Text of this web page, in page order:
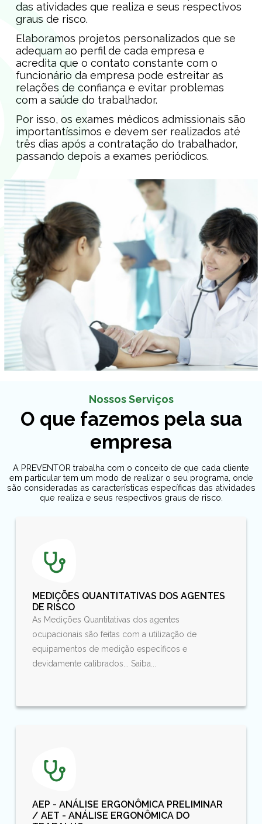
das atividades que realiza e seus respectivos
graus de risco.
Elaboramos projetos personalizados que se
adequam ao perfil de cada empresa e
acredita que o contato constante com o
funcionário da empresa pode estreitar as
relações de confiança e evitar problemas
com a saúde do trabalhador.
Por isso, os exames médicos admissionais são
importantíssimos e devem ser realizados até
três dias após a contratação do trabalhador,
passando depois a exames periódicos.
Nossos Serviços
O que fazemos pela sua
empresa
A PREVENTOR trabalha com o conceito de que cada cliente
em particular tem um modo de realizar o seu programa, onde
são consideradas as características específicas das atividades
que realiza e seus respectivos graus de risco.
MEDIÇÕES QUANTITATIVAS DOS AGENTES
DE RISCO
As Medições Quantitativas dos agentes
ocupacionais são feitas com a utilização de
equipamentos de medição específicos e
devidamente calibrados... Saiba...
AEP - ANÁLISE ERGONÔMICA PRELIMINAR
/ AET - ANÁLISE ERGONÔMICA DO